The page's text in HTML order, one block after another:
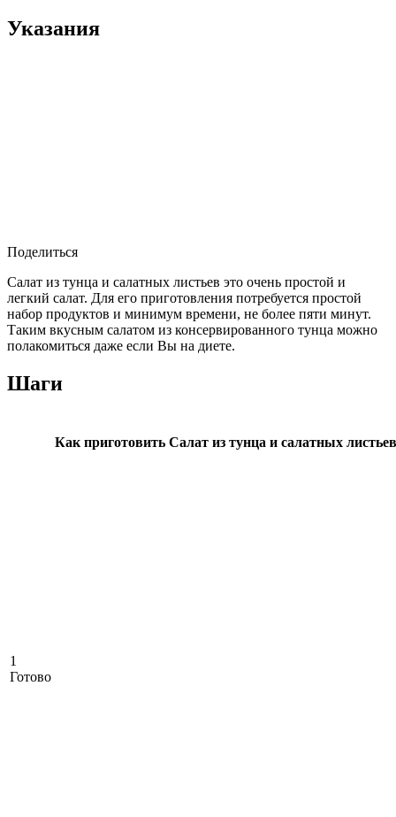
Указания
Поделиться
Салат из тунца и салатных листьев это очень простой и
легкий салат. Для его приготовления потребуется простой
набор продуктов и минимум времени, не более пяти минут.
Таким вкусным салатом из консервированного тунца можно
полакомиться даже если Вы на диете.
Шаги
1
Готово
Как приготовить Салат из тунца и салатных